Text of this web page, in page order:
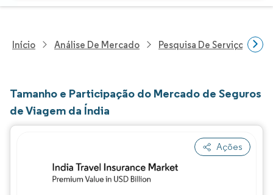
Início Análise De Mercado Pesquisa De Serviços
Tamanho e Participação do Mercado de Seguros
de Viagem da Índia
Ações